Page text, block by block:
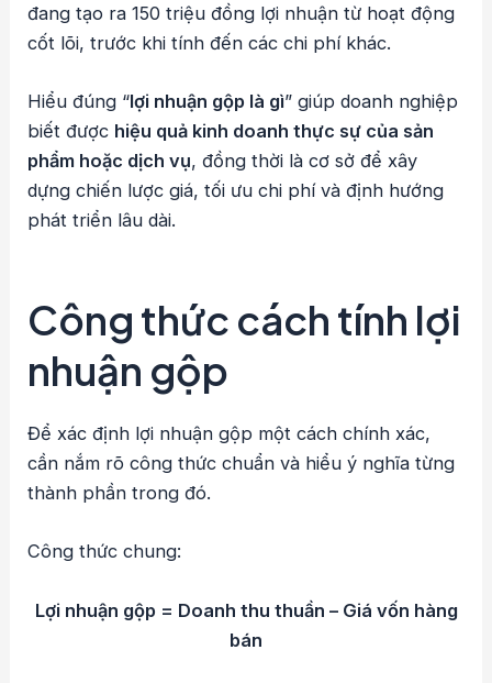
đang tạo ra 150 triệu đồng lợi nhuận từ hoạt động
cốt lõi, trước khi tính đến các chi phí khác.
Hiểu đúng “lợi nhuận gộp là gì” giúp doanh nghiệp
biết được hiệu quả kinh doanh thực sự của sản
phẩm hoặc dịch vụ, đồng thời là cơ sở để xây
dựng chiến lược giá, tối ưu chi phí và định hướng
phát triển lâu dài.
Công thức cách tính lợi
nhuận gộp
Để xác định lợi nhuận gộp một cách chính xác,
cần nắm rõ công thức chuẩn và hiểu ý nghĩa từng
thành phần trong đó.
Công thức chung:
Lợi nhuận gộp = Doanh thu thuần – Giá vốn hàng
bán